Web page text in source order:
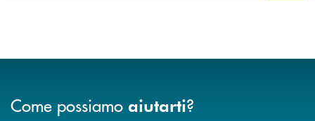
Come possiamo aiutarti?